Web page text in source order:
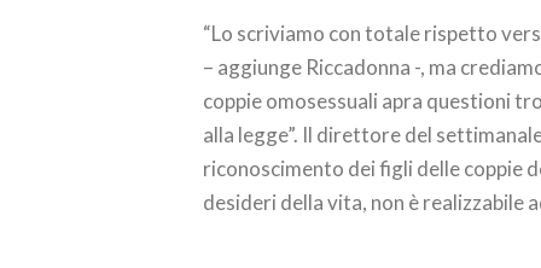
“Lo scriviamo con totale rispetto
– aggiunge Riccadonna -, ma
coppie omosessuali apra questioni
alla legge”. Il direttore del
riconoscimento dei figli delle coppie
desideri della vita, non è realizzabile